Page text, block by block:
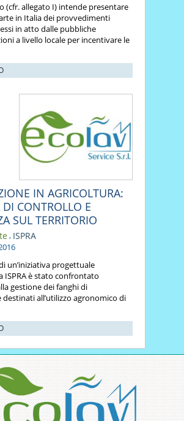
(cfr. allegato I) intende presentare
in Italia dei provvedimenti
in atto dalle pubbliche
a livello locale per incentivare le
IN AGRICOLTURA:
CONTROLLO E
SUL TERRITORIO
, ISPRA
un’iniziativa progettuale
ISPRA è stato confrontato
gestione dei fanghi di
all’utilizzo agronomico di